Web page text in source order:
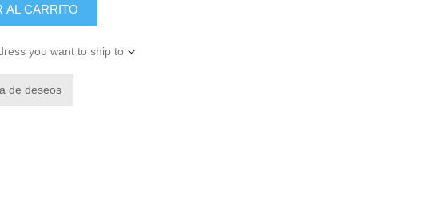
AL CARRITO
you want to ship to
de deseos